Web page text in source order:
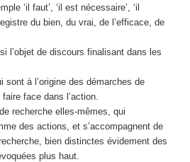
‘il faut’, ‘il est nécessaire’, ‘il
du bien, du vrai, de l’efficace, de
l’objet de discours finalisant dans les
sont à l’origine des démarches de
face dans l’action.
recherche elles-mêmes, qui
des actions, et s’accompagnent de
bien distinctes évidement des
plus haut.